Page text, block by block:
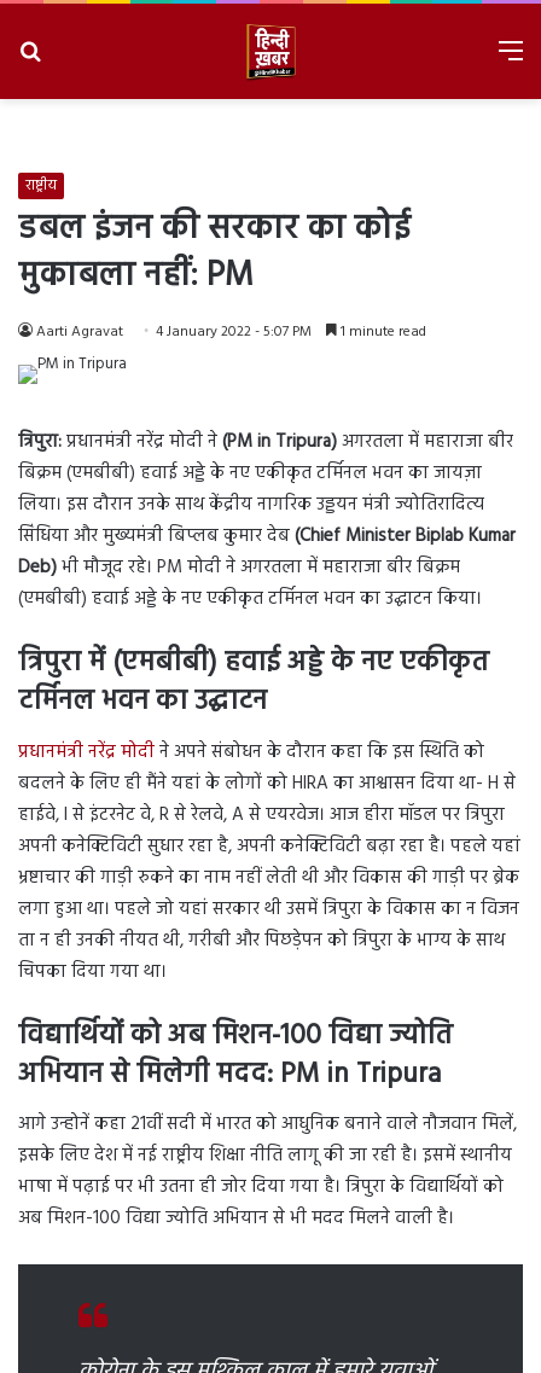
राष्ट्रीय
डबल इंजन की सरकार का कोई
मुकाबला नहीं: PM
Aarti Agravat 4 January 2022 - 5:07 PM 1 minute read
त्रिपुरा:प्रधानमंत्री नरेंद्र मोदी ने(PM in Tripura)अगरतला में महाराजा बीर
बिक्रम (एमबीबी) हवाई अड्डे के नए एकीकृत टर्मिनल भवन का जायज़ा
लिया। इस दौरान उनके साथ केंद्रीय नागरिक उड्डयन मंत्री ज्योतिरादित्य
सिंधिया और मुख्यमंत्री बिप्लब कुमार देब(Chief Minister Biplab Kumar
Deb)भी मौजूद रहे। PM मोदी ने अगरतला में महाराजा बीर बिक्रम
(एमबीबी) हवाई अड्डे के नए एकीकृत टर्मिनल भवन का उद्घाटन किया।
त्रिपुरा में (एमबीबी) हवाई अड्डे के नए एकीकृत
टर्मिनल भवन का उद्घाटन
प्रधानमंत्री नरेंद्र मोदीने अपने संबोधन के दौरान कहा कि इस स्थिति को
बदलने के लिए ही मैंने यहां के लोगों को HIRA का आश्वासन दिया था- H से
हाईवे, I से इंटरनेट वे, R से रेलवे, A से एयरवेज। आज हीरा मॉडल पर त्रिपुरा
अपनी कनेक्टिविटी सुधार रहा है, अपनी कनेक्टिविटी बढ़ा रहा है। पहले यहां
भ्रष्टाचार की गाड़ी रुकने का नाम नहीं लेती थी और विकास की गाड़ी पर ब्रेक
लगा हुआ था। पहले जो यहां सरकार थी उसमें त्रिपुरा के विकास का न विजन
ता न ही उनकी नीयत थी, गरीबी और पिछड़ेपन को त्रिपुरा के भाग्य के साथ
चिपका दिया गया था।
विद्यार्थियों को अब मिशन-100 विद्या ज्योति
अभियान से मिलेगी मदद: PM in Tripura
आगे उन्होनें कहा 21वीं सदी में भारत को आधुनिक बनाने वाले नौजवान मिलें,
इसके लिए देश में नई राष्ट्रीय शिक्षा नीति लागू की जा रही है। इसमें स्थानीय
भाषा में पढ़ाई पर भी उतना ही जोर दिया गया है। त्रिपुरा के विद्यार्थियों को
अब मिशन-100 विद्या ज्योति अभियान से भी मदद मिलने वाली है।